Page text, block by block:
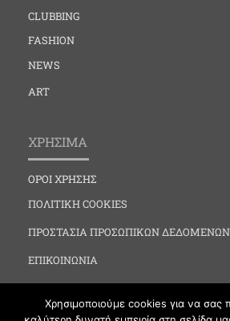
CLUBBING
FASHION
NEWS
ART
ΧΡΗΣΙΜΑ
ΟΡΟΙ ΧΡΗΣΗΣ
ΠΟΛΙΤΙΚΗ COOKIES
ΠΡΟΣΤΑΣΙΑ ΠΡΟΣΩΠΙΚΩΝ ΔΕΔΟΜΕΝΩΝ
ΕΠΙΚΟΙΝΩΝΙΑ
Χρησιμοποιούμε cookies για να σας